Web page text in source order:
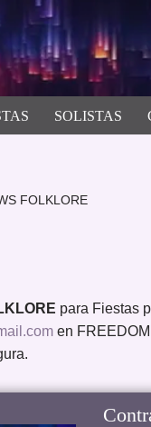
SOLISTAS
FOLKLORE
para Fiestas
en